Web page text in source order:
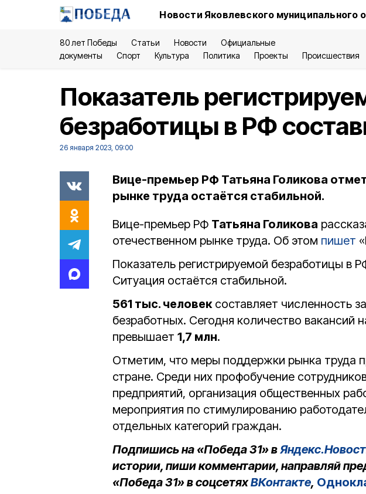
Новости Яковлевского муниципального
80 лет Победы Статьи Новости
Официальные
документы
Спорт Культура Политика Проекты Происшествия
Показатель
безработицы в РФ
26 января 2023, 09:00
Вице-премьер РФ Татьяна Голикова
рынке труда остаётся стабильной.
Вице-премьер РФ Татьяна Голикова
отечественном рынке труда. Об этом пишет
Показатель регистрируемой безработицы в
Ситуация остаётся стабильной.
561 тыс. человексоставляет численность
безработных. Сегодня количество вакансий
превышает 1,7 млн.
Отметим, что меры поддержки рынка труда
стране. Среди них профобучение
предприятий, организация общественных
мероприятия по стимулированию
отдельных категорий граждан.
Подпишись на «Победа 31» в
истории, пиши комментарии, направляй
«Победа 31» в соцсетяхВКонтакте,